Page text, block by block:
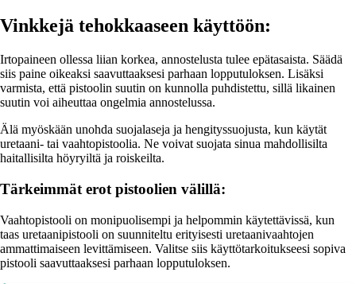
Vinkkejä tehokkaaseen käyttöön:
Irtopaineen ollessa liian korkea, annostelusta tulee epätasaista. Säädä
siis paine oikeaksi saavuttaaksesi parhaan lopputuloksen. Lisäksi
varmista, että pistoolin suutin on kunnolla puhdistettu, sillä likainen
suutin voi aiheuttaa ongelmia annostelussa.
Älä myöskään unohda suojalaseja ja hengityssuojusta, kun käytät
uretaani- tai vaahtopistoolia. Ne voivat suojata sinua mahdollisilta
haitallisilta höyryiltä ja roiskeilta.
Tärkeimmät erot pistoolien välillä:
Vaahtopistooli on monipuolisempi ja helpommin käytettävissä, kun
taas uretaanipistooli on suunniteltu erityisesti uretaanivaahtojen
ammattimaiseen levittämiseen. Valitse siis käyttötarkoitukseesi sopiva
pistooli saavuttaaksesi parhaan lopputuloksen.